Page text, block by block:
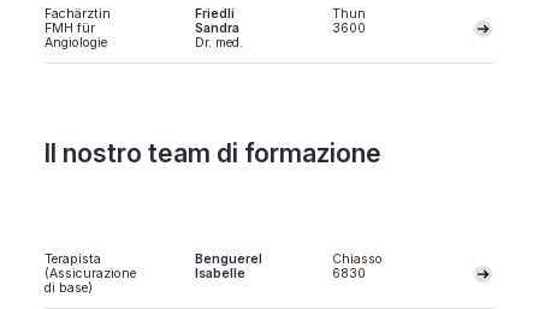
Fachärztin
FMH für
Angiologie
Friedli
Sandra
Dr. med.
3600
Thun
Il nostro team di formazione
Terapista
(Assicurazione
di base)
Benguerel
Isabelle
6830
Chiasso